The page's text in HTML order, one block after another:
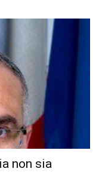
non sia